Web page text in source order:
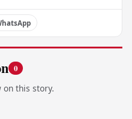
0
on this story.